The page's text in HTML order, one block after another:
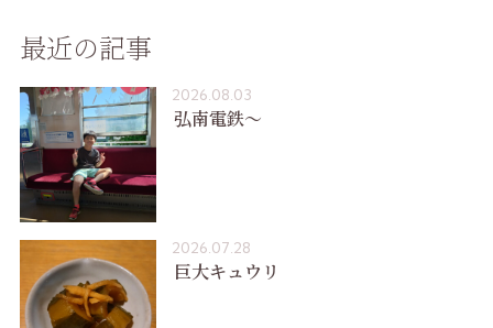
最近の記事
2026.08.03
弘南電鉄〜
2026.07.28
巨大キュウリ